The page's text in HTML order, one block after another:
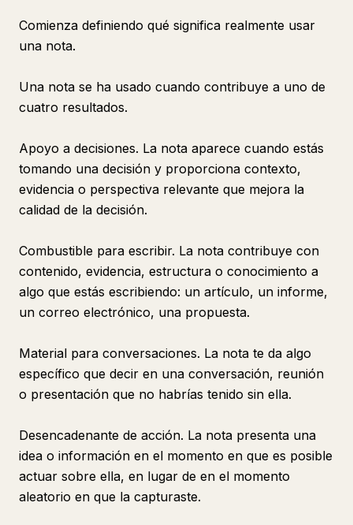
Comienza definiendo qué significa realmente usar
una nota.
Una nota se ha usado cuando contribuye a uno de
cuatro resultados.
Apoyo a decisiones. La nota aparece cuando estás
tomando una decisión y proporciona contexto,
evidencia o perspectiva relevante que mejora la
calidad de la decisión.
Combustible para escribir. La nota contribuye con
contenido, evidencia, estructura o conocimiento a
algo que estás escribiendo: un artículo, un informe,
un correo electrónico, una propuesta.
Material para conversaciones. La nota te da algo
específico que decir en una conversación, reunión
o presentación que no habrías tenido sin ella.
Desencadenante de acción. La nota presenta una
idea o información en el momento en que es posible
actuar sobre ella, en lugar de en el momento
aleatorio en que la capturaste.